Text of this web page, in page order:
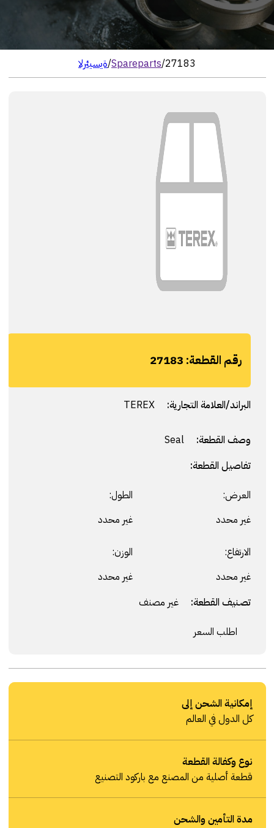
الرئيسية/Spareparts/27183
رقم القطعة: 27183
البراند/العلامة التجارية: TEREX
وصف القطعة:
Seal
تفاصيل القطعة:
العرض:
غير محدد
الطول:
غير محدد
الارتفاع:
غير محدد
الوزن:
غير محدد
تصنيف القطعة: غير مصنف
اطلب السعر
إمكانية الشحن إلى
كل الدول في العالم
نوع وكفالة القطعة
قطعة أصلية من المصنع مع باركود التصنيع
مدة التأمين والشحن